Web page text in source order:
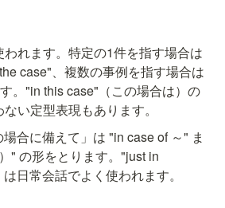
れます。特定の1件を指す場合は
case"、複数の事例を指す場合は
。"in this case"（この場合は）の
い定型表現もあります。
合に備えて」は "in case of ～" ま
" の形をとります。"just in
日常会話でよく使われます。